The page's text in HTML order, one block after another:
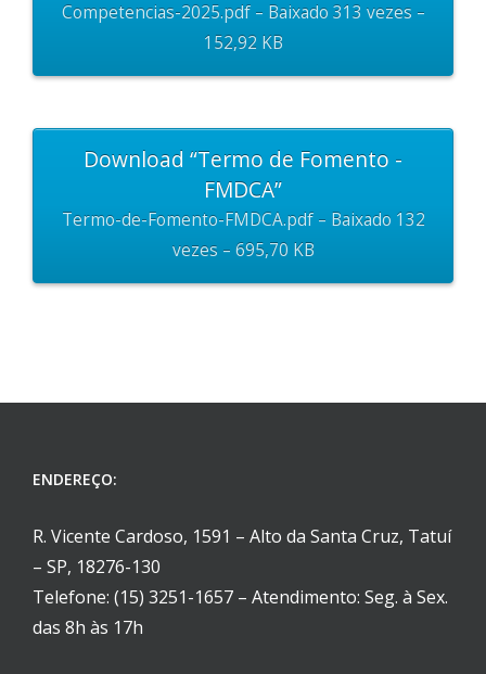
Competencias-2025.pdf – Baixado 313 vezes –
152,92 KB
Download “Termo de Fomento -
FMDCA”
Termo-de-Fomento-FMDCA.pdf – Baixado 132
vezes – 695,70 KB
ENDEREÇO:
R. Vicente Cardoso, 1591 – Alto da Santa Cruz, Tatuí
– SP, 18276-130
Telefone: (15) 3251-1657 – Atendimento: Seg. à Sex.
das 8h às 17h